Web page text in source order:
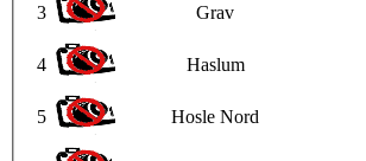
3 Grav
4 Haslum
5 Hosle Nord